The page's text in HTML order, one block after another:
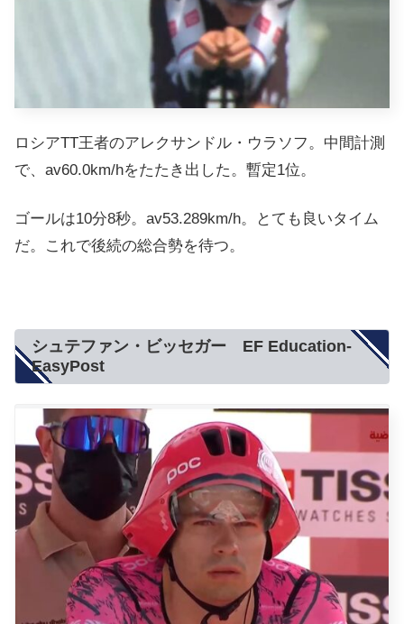
ロシアTT王者のアレクサンドル・ウラソフ。中間計測
で、av60.0km/hをたたき出した。暫定1位。
ゴールは10分8秒。av53.289km/h。とても良いタイム
だ。これで後続の総合勢を待つ。
シュテファン・ビッセガー EF Education-
EasyPost